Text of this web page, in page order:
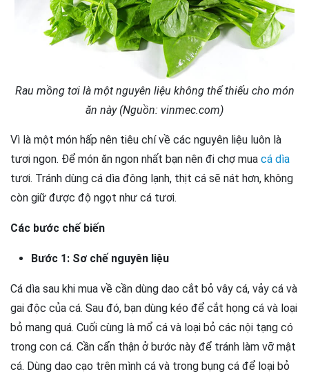
Rau mồng tơi là một nguyên liệu không thể thiếu cho món
ăn này (Nguồn: vinmec.com)
Vì là một món hấp nên tiêu chí về các nguyên liệu luôn là
tươi ngon. Để món ăn ngon nhất bạn nên đi chợ mua cá dìa
tươi. Tránh dùng cá dìa đông lạnh, thịt cá sẽ nát hơn, không
còn giữ được độ ngọt như cá tươi.
Các bước chế biến
Bước 1: Sơ chế nguyên liệu
Cá dìa sau khi mua về cần dùng dao cắt bỏ vây cá, vảy cá và
gai độc của cá. Sau đó, bạn dùng kéo để cắt họng cá và loại
bỏ mang quá. Cuối cùng là mổ cá và loại bỏ các nội tạng có
trong con cá. Cần cẩn thận ở bước này để tránh làm vỡ mật
cá. Dùng dao cạo trên mình cá và trong bụng cá để loại bỏ